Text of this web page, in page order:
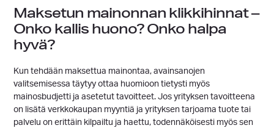
Maksetun mainonnan klikkihinnat –
Onko kallis huono? Onko halpa
hyvä?
Kun tehdään maksettua mainontaa, avainsanojen
valitsemisessa täytyy ottaa huomioon tietysti myös
mainosbudjetti ja asetetut tavoitteet. Jos yrityksen tavoitteena
on lisätä verkkokaupan myyntiä ja yrityksen tarjoama tuote tai
palvelu on erittäin kilpailtu ja haettu, todennäköisesti myös sen